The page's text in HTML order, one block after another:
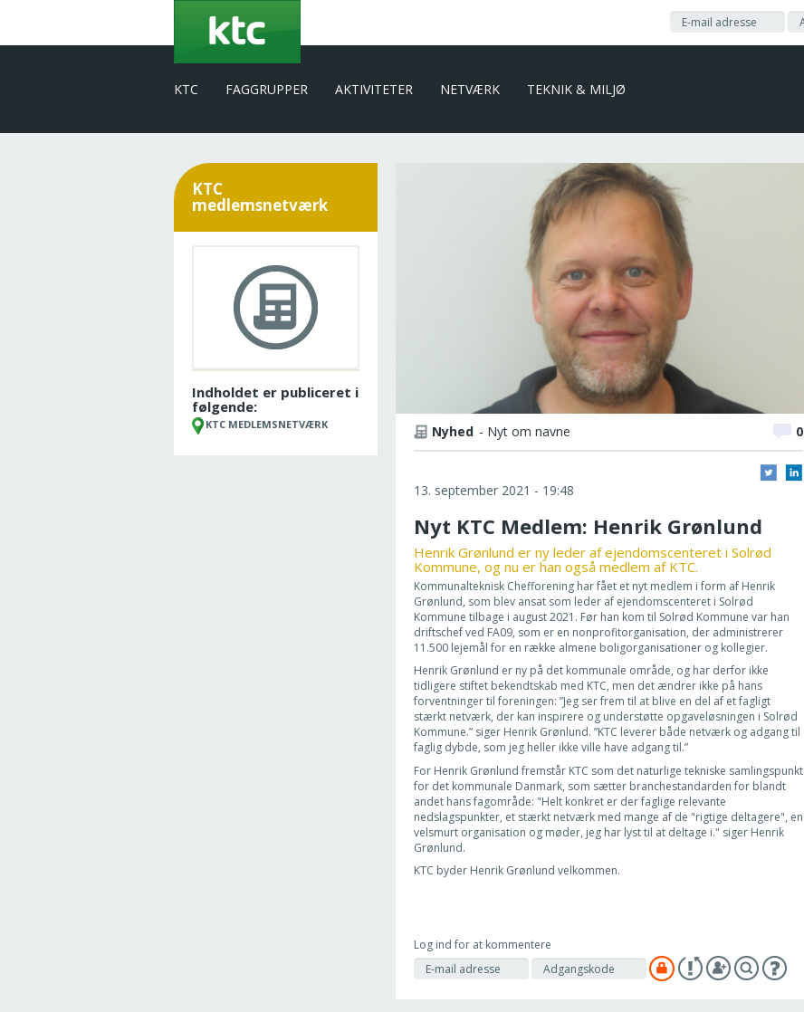
KTC FAGGRUPPER AKTIVITETER NETVÆRK TEKNIK & MILJØ
KTC
medlemsnetværk
Indholdet er publiceret i
følgende:
KTC MEDLEMSNETVÆRK Nyhed - Nyt om navne 0
13. september 2021 - 19:48
Nyt KTC Medlem: Henrik Grønlund
Henrik Grønlund er ny leder af ejendomscenteret i Solrød
Kommune, og nu er han også medlem af KTC.
Kommunalteknisk Chefforening har fået et nyt medlem i form af Henrik
Grønlund, som blev ansat som leder af ejendomscenteret i Solrød
Kommune tilbage i august 2021. Før han kom til Solrød Kommune var han
driftschef ved FA09, som er en nonprofitorganisation, der administrerer
11.500 lejemål for en række almene boligorganisationer og kollegier.
Henrik Grønlund er ny på det kommunale område, og har derfor ikke
tidligere stiftet bekendtskab med KTC, men det ændrer ikke på hans
forventninger til foreningen: ”Jeg ser frem til at blive en del af et fagligt
stærkt netværk, der kan inspirere og understøtte opgaveløsningen i Solrød
Kommune.” siger Henrik Grønlund. ”KTC leverer både netværk og adgang til
faglig dybde, som jeg heller ikke ville have adgang til.”
For Henrik Grønlund fremstår KTC som det naturlige tekniske samlingspunkt
for det kommunale Danmark, som sætter branchestandarden for blandt
andet hans fagområde: "Helt konkret er der faglige relevante
nedslagspunkter, et stærkt netværk med mange af de "rigtige deltagere", en
velsmurt organisation og møder, jeg har lyst til at deltage i." siger Henrik
Grønlund.
KTC byder Henrik Grønlund velkommen.
Log ind for at kommentere